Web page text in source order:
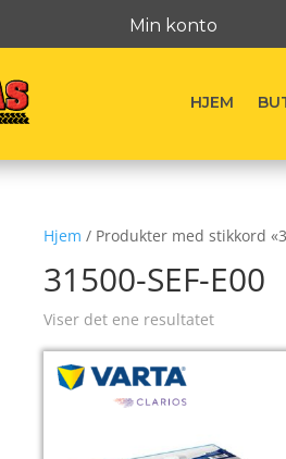
Min konto
HJEM
Hjem / Produkter med stikkord
31500-SEF-E00
Viser det ene resultatet